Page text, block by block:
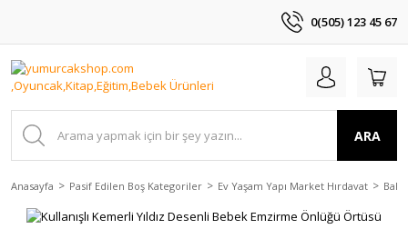
0(505) 123 45 67
ARA
Anasayfa Pasif Edilen Boş Kategoriler Ev Yaşam Yapı Market Hırdavat